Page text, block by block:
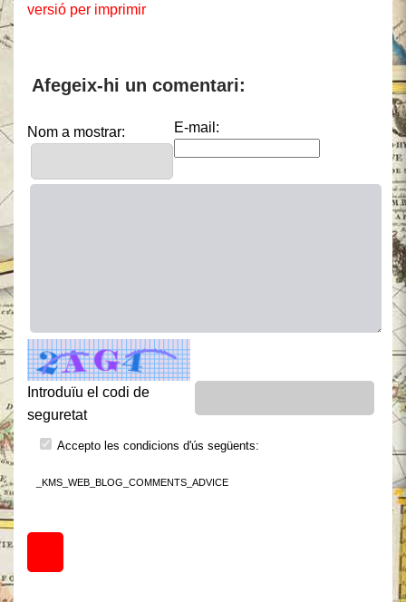
versió per imprimir
Afegeix-hi un comentari:
Nom a mostrar: E-mail:
Introduïu el codi de
seguretat
Accepto les condicions d'ús següents:
_KMS_WEB_BLOG_COMMENTS_ADVICE